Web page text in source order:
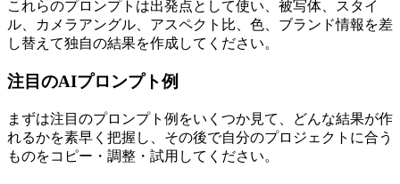
これらのプロンプトは出発点として使い、被写体、スタイ
ル、カメラアングル、アスペクト比、色、ブランド情報を差
し替えて独自の結果を作成してください。
注目のAIプロンプト例
まずは注目のプロンプト例をいくつか見て、どんな結果が作
れるかを素早く把握し、その後で自分のプロジェクトに合う
ものをコピー・調整・試用してください。